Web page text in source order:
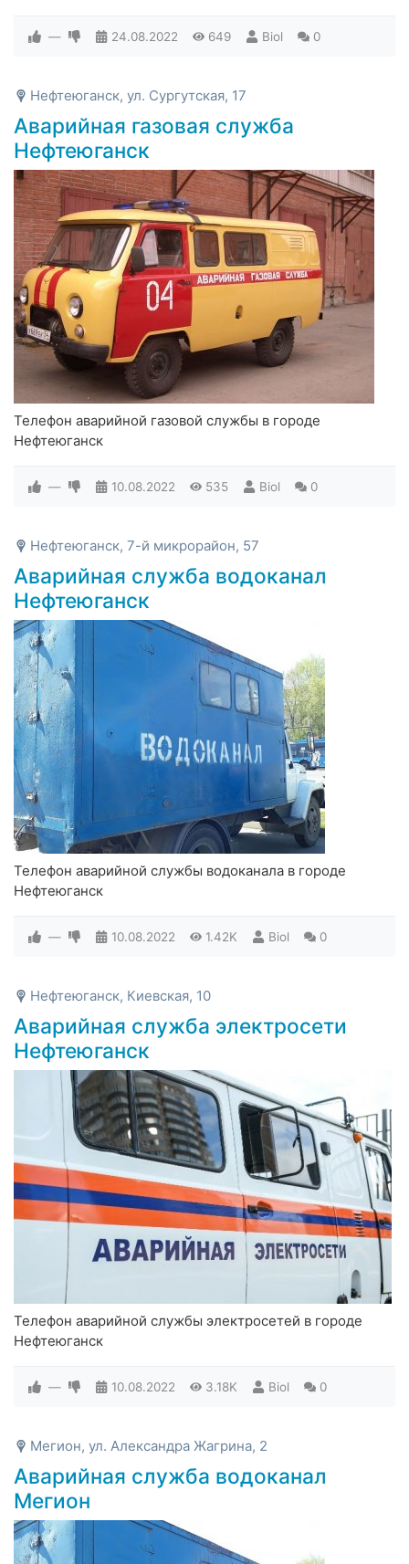
— 24.08.2022 649 Biol 0
Нефтеюганск, ул. Сургутская, 17
Аварийная газовая служба
Нефтеюганск
Телефон аварийной газовой службы в городе
Нефтеюганск
— 10.08.2022 535 Biol 0
Нефтеюганск, 7-й микрорайон, 57
Аварийная служба водоканал
Нефтеюганск
Телефон аварийной службы водоканала в городе
Нефтеюганск
— 10.08.2022 1.42K Biol 0
Нефтеюганск, Киевская, 10
Аварийная служба электросети
Нефтеюганск
Телефон аварийной службы электросетей в городе
Нефтеюганск
— 10.08.2022 3.18K Biol 0
Мегион, ул. Александра Жагрина, 2
Аварийная служба водоканал
Мегион